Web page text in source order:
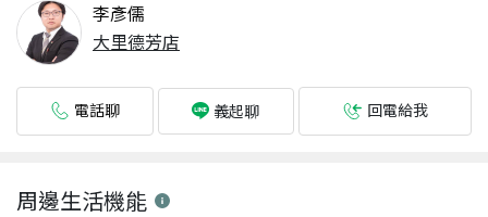
李彥儒
大里德芳店
電話聊 義起聊 回電給我
周邊生活機能